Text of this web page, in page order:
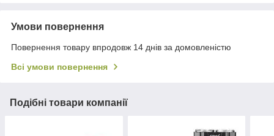
Умови повернення
Повернення товару впродовж 14 днів за домовленістю
Всі умови повернення
Подібні товари компанії